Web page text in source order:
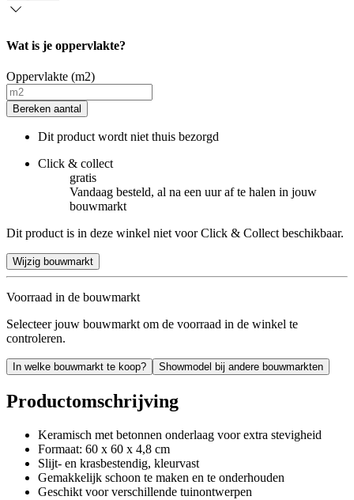
Wat is je oppervlakte?
Oppervlakte (m2)
Bereken aantal
Dit product wordt niet thuis bezorgd
Click & collect
gratis
Vandaag besteld, al na een uur af te halen in jouw
bouwmarkt
Dit product is in deze winkel niet voor Click & Collect beschikbaar.
Wijzig bouwmarkt
Voorraad in de bouwmarkt
Selecteer jouw bouwmarkt om de voorraad in de winkel te
controleren.
In welke bouwmarkt te koop? Showmodel bij andere bouwmarkten
Productomschrijving
Keramisch met betonnen onderlaag voor extra stevigheid
Formaat: 60 x 60 x 4,8 cm
Slijt- en krasbestendig, kleurvast
Gemakkelijk schoon te maken en te onderhouden
Geschikt voor verschillende tuinontwerpen